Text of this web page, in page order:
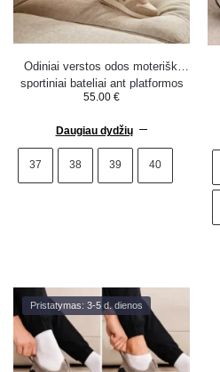
Odiniai verstos odos moteriški
sportiniai bateliai ant platformos
Kobbo 100103 bež spalvos
55.00 €
Daugiau dydžių
37 38 39 40
Pristatymas: 3-5 d. dienos